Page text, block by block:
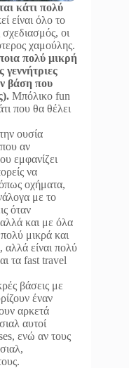
κάτι πολύ
είναι όλο το
οι
χαμούλης.
πολύ μικρή
γεννήτριες
βάση που
Μπόλικο fun
που θα θέλει
ουσία
αν
εμφανίζει
να
οχήματα,
με το
όταν
και με όλα
μικρά και
αλλά είναι πολύ
τα fast travel
βάσεις με
έναν
αρκετά
αυτοί
ενώ αν τους